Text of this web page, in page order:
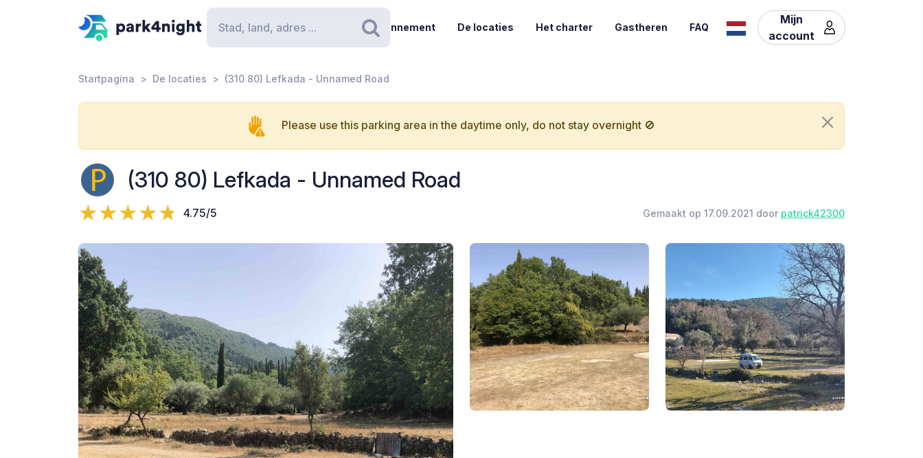
Zoeken
Abonnement De locaties Het charter Gastheren FAQ
Mijn
account
Startpagina De locaties (310 80) Lefkada - Unnamed Road
Please use this parking area in the daytime only, do not stay overnight 🚫
(310 80) Lefkada - Unnamed Road
4.75/5 Gemaakt op 17.09.2021 door patrick42300